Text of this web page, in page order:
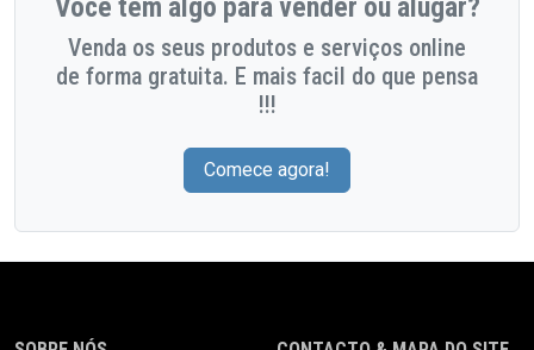
Você tem algo para vender ou alugar?
Venda os seus produtos e serviços online
de forma gratuita. E mais facil do que pensa
!!!
Comece agora!